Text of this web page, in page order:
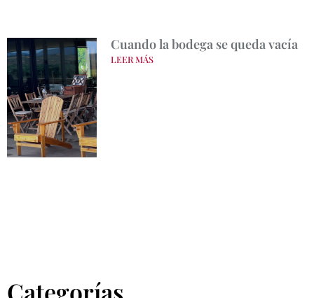
Cuando la bodega se queda vacía
LEER MÁS
Categorías